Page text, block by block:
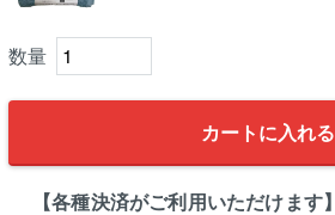
カートに入れる
【各種決済がご利用いただけます】